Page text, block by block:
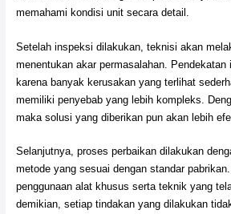
memahami kondisi unit secara detail.
Setelah inspeksi dilakukan, teknisi akan
menentukan akar permasalahan. Pendekatan
karena banyak kerusakan yang terlihat
memiliki penyebab yang lebih kompleks.
maka solusi yang diberikan pun akan lebih
Selanjutnya, proses perbaikan dilakukan
metode yang sesuai dengan standar
penggunaan alat khusus serta teknik yang
demikian, setiap tindakan yang dilakukan